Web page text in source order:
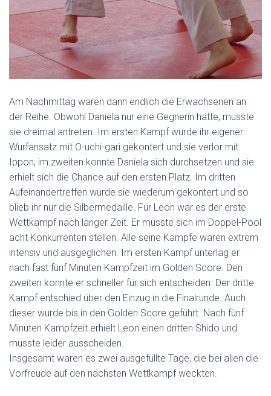
Am Nachmittag waren dann endlich die Erwachsenen an
der Reihe. Obwohl Daniela nur eine Gegnerin hatte, musste
sie dreimal antreten. Im ersten Kampf wurde ihr eigener
Wurfansatz mit O-uchi-gari gekontert und sie verlor mit
Ippon, im zweiten konnte Daniela sich durchsetzen und sie
erhielt sich die Chance auf den ersten Platz. Im dritten
Aufeinandertreffen wurde sie wiederum gekontert und so
blieb ihr nur die Silbermedaille. Für Leon war es der erste
Wettkampf nach langer Zeit. Er musste sich im Doppel-Pool
acht Konkurrenten stellen. Alle seine Kämpfe waren extrem
intensiv und ausgeglichen. Im ersten Kampf unterlag er
nach fast fünf Minuten Kampfzeit im Golden Score. Den
zweiten konnte er schneller für sich entscheiden. Der dritte
Kampf entschied über den Einzug in die Finalrunde. Auch
dieser wurde bis in den Golden Score geführt. Nach fünf
Minuten Kampfzeit erhielt Leon einen dritten Shido und
musste leider ausscheiden.
Insgesamt waren es zwei ausgefüllte Tage, die bei allen die
Vorfreude auf den nächsten Wettkampf weckten.